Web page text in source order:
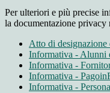
Per ulteriori e più precise
la documentazione privacy
Atto di
Informativa - Alunni
Informativa -
Informativa -
Informativa -